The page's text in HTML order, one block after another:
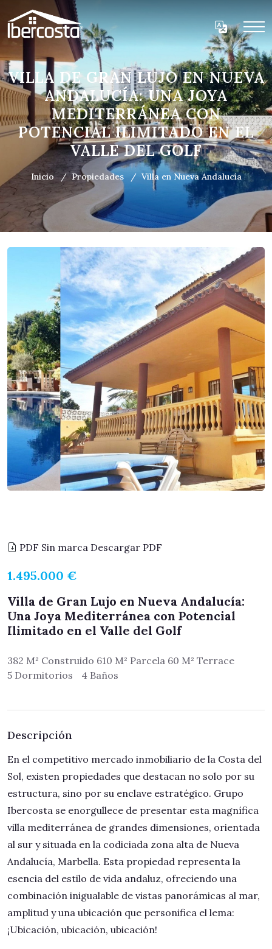
VILLA DE GRAN LUJO EN NUEVA
ANDALUCÍA: UNA JOYA
MEDITERRÁNEA CON
POTENCIAL ILIMITADO EN EL
VALLE DEL GOLF
Inicio Propiedades Villa en Nueva Andalucía
PDF Sin marca Descargar PDF
1.495.000 €
Villa de Gran Lujo en Nueva Andalucía:
Una Joya Mediterránea con Potencial
Ilimitado en el Valle del Golf
382 M² Construido 610 M² Parcela 60 M² Terrace
5 Dormitorios
4 Baños
Descripción
En el competitivo mercado inmobiliario de la Costa del
Sol, existen propiedades que destacan no solo por su
estructura, sino por su enclave estratégico. Grupo
Ibercosta se enorgullece de presentar esta magnífica
villa mediterránea de grandes dimensiones, orientada
al sur y situada en la codiciada zona alta de Nueva
Andalucía, Marbella. Esta propiedad representa la
esencia del estilo de vida andaluz, ofreciendo una
combinación inigualable de vistas panorámicas al mar,
amplitud y una ubicación que personifica el lema:
¡Ubicación, ubicación, ubicación!